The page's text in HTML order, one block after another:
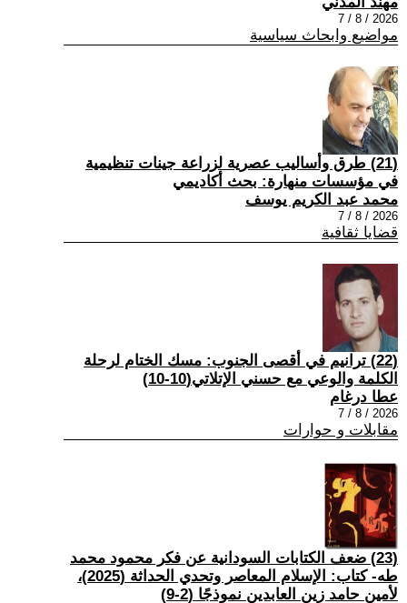
2026 / 8 / 7
مواضيع وابحاث سياسية
(21) طرق وأساليب عصرية لزراعة جينات تنظيمية
في مؤسسات منهارة: بحث أكاديمي
محمد عبد الكريم يوسف
2026 / 8 / 7
قضايا ثقافية
(22) ترانيم في أقصى الجنوب: مسك الختام لرحلة
الكلمة والوعي مع حسني الإتلاتي(10-10)
عطا درغام
2026 / 8 / 7
مقابلات و حوارات
(23) ضعف الكتابات السودانية عن فكر محمود محمد
طه- كتاب: الإسلام المعاصر وتحدي الحداثة (2025)،
لأمين حامد زين العابدين نموذجًا (2-9)